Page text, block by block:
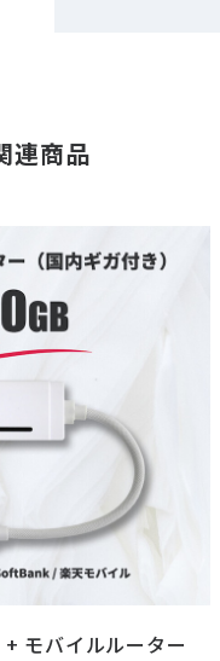
SIM
い
ゴ
だ
連商品
モバイルルーター